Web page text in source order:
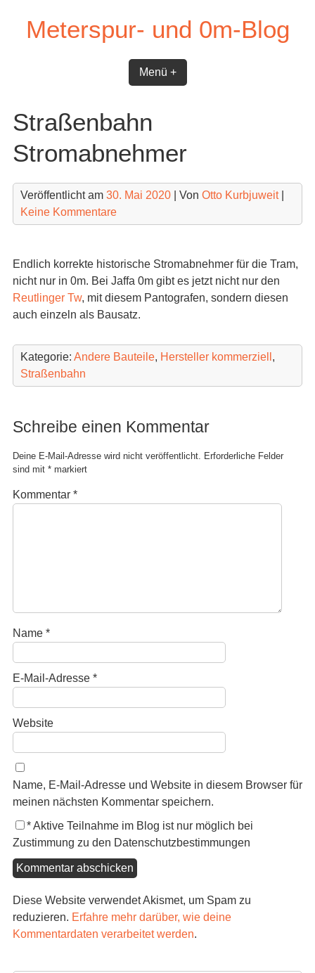
contentMeterspur- und 0m-Blog
Menü +
Straßenbahn
Stromabnehmer
Veröffentlicht am 30. Mai 2020| Von Otto Kurbjuweit|
Keine Kommentare
Endlich korrekte historische Stromabnehmer für die Tram,
nicht nur in 0m. Bei Jaffa 0m gibt es jetzt nicht nur den
Reutlinger Tw, mit diesem Pantografen, sondern diesen
auch einzeln als Bausatz.
Kategorie: Andere Bauteile, Hersteller kommerziell ,
Straßenbahn
Schreibe einen Kommentar
Deine E-Mail-Adresse wird nicht veröffentlicht. Erforderliche Felder
sind mit *markiert
Kommentar *
Name *
E-Mail-Adresse *
Website
Name, E-Mail-Adresse und Website in diesem Browser für
meinen nächsten Kommentar speichern.
*Aktive Teilnahme im Blog ist nur möglich bei
Zustimmung zu den Datenschutzbestimmungen
Diese Website verwendet Akismet, um Spam zu
reduzieren. Erfahre mehr darüber, wie deine
Kommentardaten verarbeitet werden.